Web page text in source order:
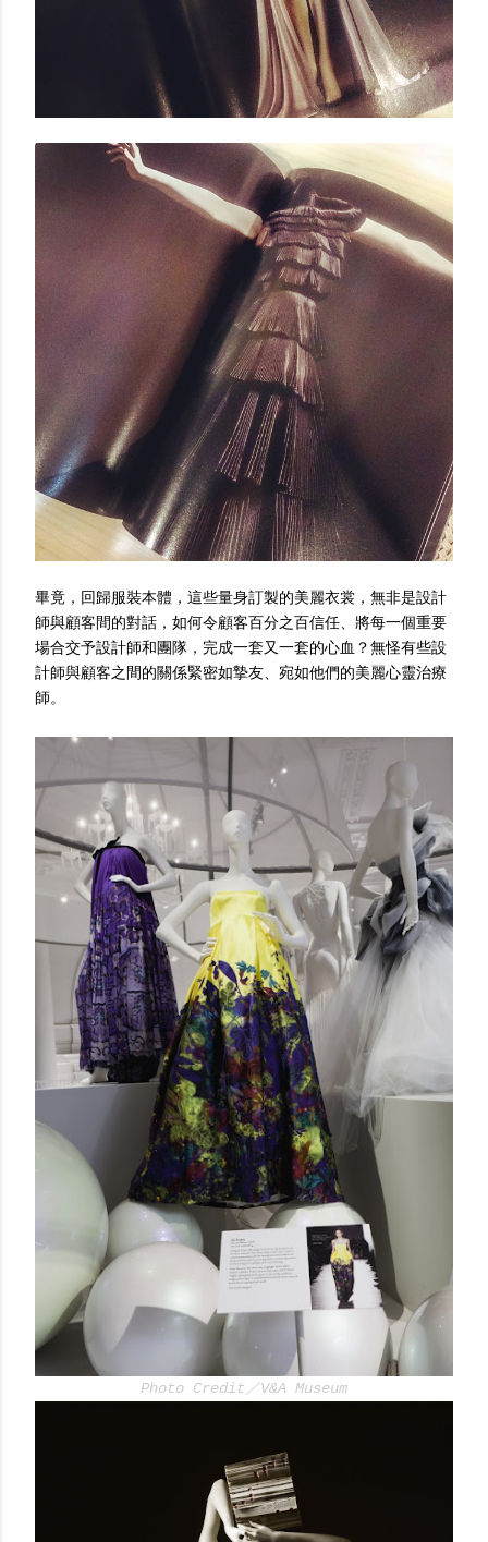
畢竟，回歸服裝本體，這些量身訂製的美麗衣裳，無非是設計
師與顧客間的對話，如何令顧客百分之百信任、將每一個重要
場合交予設計師和團隊，完成一套又一套的心血？無怪有些設
計師與顧客之間的關係緊密如摯友、宛如他們的美麗心靈治療
師。
Photo Credit／V&A Museum